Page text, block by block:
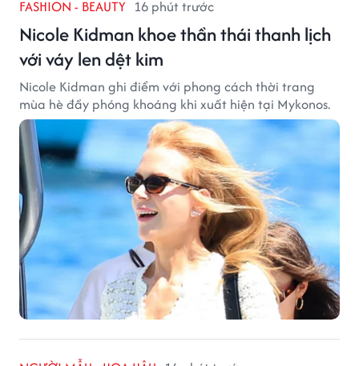
FASHION - BEAUTY 16 phút trước
Nicole Kidman khoe thần thái thanh lịch
với váy len dệt kim
Nicole Kidman ghi điểm với phong cách thời trang
mùa hè đầy phóng khoáng khi xuất hiện tại Mykonos.